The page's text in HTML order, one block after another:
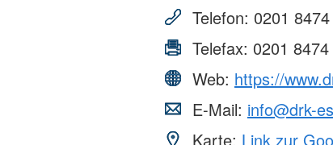
Telefon: 0201
Telefax: 0201
Web: https://
E-Mail: info@drk-
Karte: Link zur